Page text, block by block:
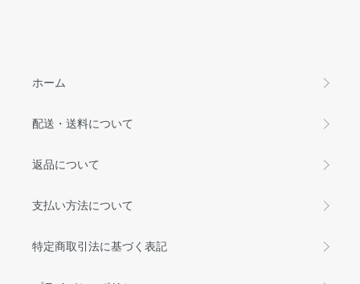
ホーム
配送・送料について
返品について
支払い方法について
特定商取引法に基づく表記